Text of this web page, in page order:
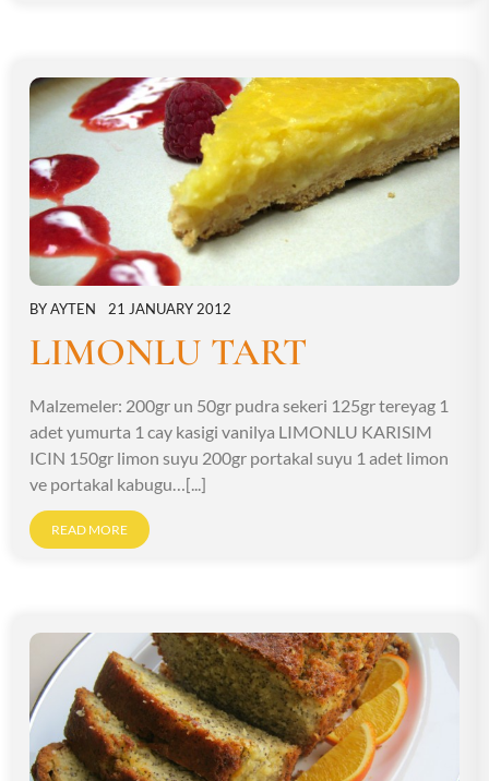
BYAYTEN 21 JANUARY 2012
LIMONLU TART
Malzemeler: 200gr un 50gr pudra sekeri 125gr tereyag 1
adet yumurta 1 cay kasigi vanilya LIMONLU KARISIM
ICIN 150gr limon suyu 200gr portakal suyu 1 adet limon
ve portakal kabugu…[...]
READ MORE